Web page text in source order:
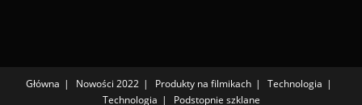
Główna Nowości 2022 Produkty na filmikach
Technologia
Technologia
Podstopnie szklane